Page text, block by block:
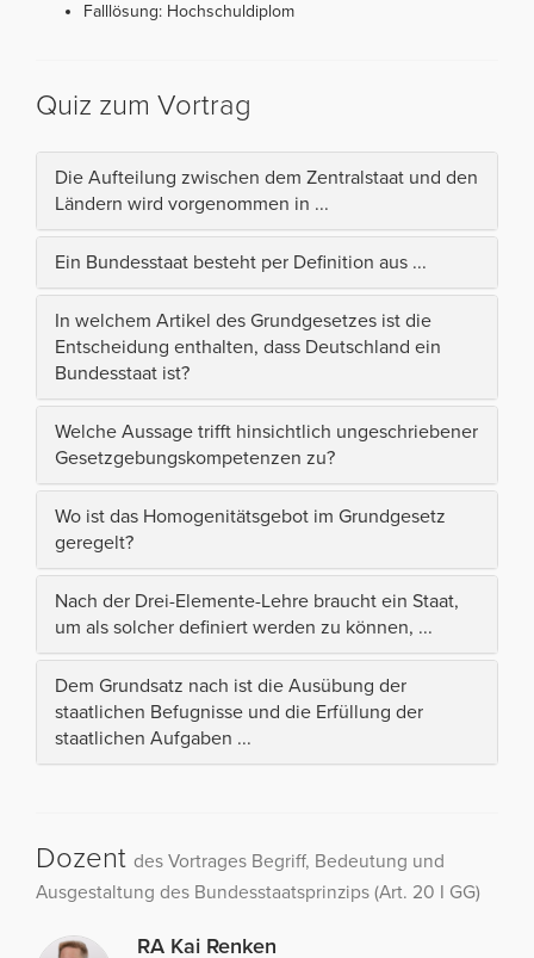
Falllösung: Hochschuldiplom
Quiz zum Vortrag
Die Aufteilung zwischen dem Zentralstaat und den
Ländern wird vorgenommen in ...
Ein Bundesstaat besteht per Definition aus ...
In welchem Artikel des Grundgesetzes ist die
Entscheidung enthalten, dass Deutschland ein
Bundesstaat ist?
Welche Aussage trifft hinsichtlich ungeschriebener
Gesetzgebungskompetenzen zu?
Wo ist das Homogenitätsgebot im Grundgesetz
geregelt?
Nach der Drei-Elemente-Lehre braucht ein Staat,
um als solcher definiert werden zu können, ...
Dem Grundsatz nach ist die Ausübung der
staatlichen Befugnisse und die Erfüllung der
staatlichen Aufgaben ...
Dozent des Vortrages Begriff, Bedeutung und
Ausgestaltung des Bundesstaatsprinzips (Art. 20 I GG)
RA Kai Renken